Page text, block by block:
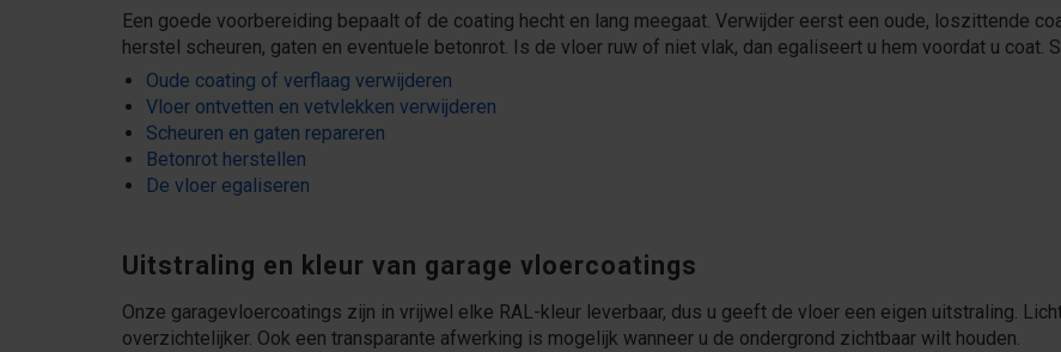
Een goede voorbereiding bepaalt of de coating hecht en lang meegaat. Verwijder eerst een oude, loszittende
herstel scheuren, gaten en eventuele betonrot. Is de vloer ruw of niet vlak, dan egaliseert u hem voordat u coat.
Oude coating of verflaag verwijderen
Vloer ontvetten en vetvlekken verwijderen
Scheuren en gaten repareren
Betonrot herstellen
De vloer egaliseren
Uitstraling en kleur van garage vloercoatings
Onze garagevloercoatings zijn in vrijwel elke RAL-kleur leverbaar, dus u geeft de vloer een eigen uitstraling.
overzichtelijker. Ook een transparante afwerking is mogelijk wanneer u de ondergrond zichtbaar wilt houden.